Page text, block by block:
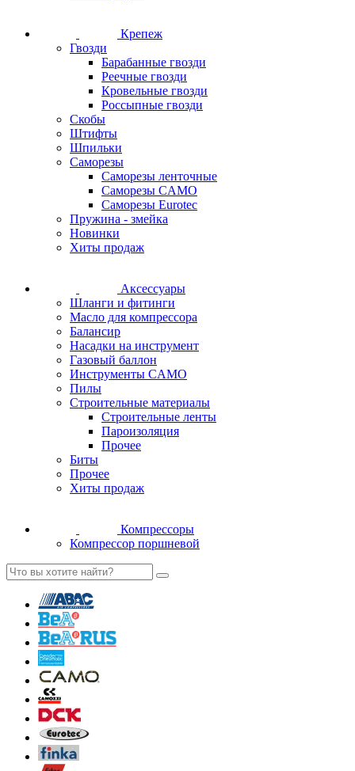
Крепеж
Гвозди
Барабанные гвозди
Реечные гвозди
Кровельные гвозди
Россыпные гвозди
Скобы
Штифты
Шпильки
Саморезы
Саморезы ленточные
Саморезы CAMO
Саморезы Eurotec
Пружина - змейка
Новинки
Хиты продаж
Аксессуары
Шланги и фитинги
Масло для компрессора
Балансир
Насадки на инструмент
Газовый баллон
Инструменты CAMO
Пилы
Строительные материалы
Строительные ленты
Пароизоляция
Прочее
Биты
Прочее
Хиты продаж
Компрессоры
Компрессор поршневой